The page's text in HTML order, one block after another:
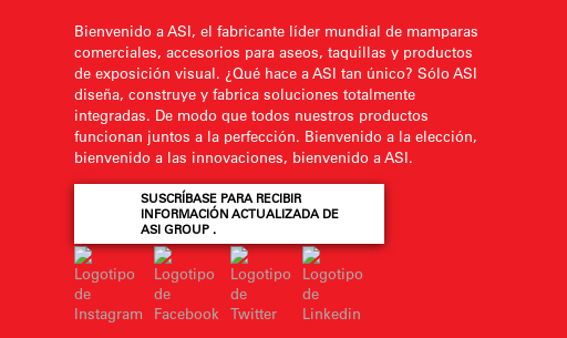
Bienvenido a ASI, el fabricante líder mundial de mamparas
comerciales, accesorios para aseos, taquillas y productos
de exposición visual. ¿Qué hace a ASI tan único? Sólo ASI
diseña, construye y fabrica soluciones totalmente
integradas. De modo que todos nuestros productos
funcionan juntos a la perfección. Bienvenido a la elección,
bienvenido a las innovaciones, bienvenido a ASI.
SUSCRÍBASE PARA RECIBIR
INFORMACIÓN ACTUALIZADA DE
ASI GROUP .